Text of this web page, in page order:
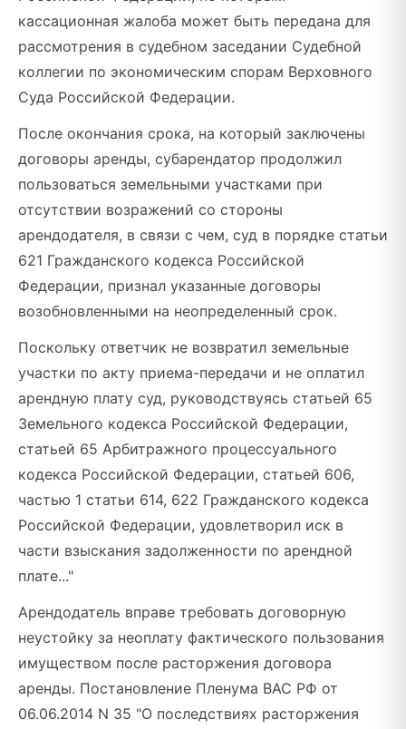
кассационная жалоба может быть передана для
рассмотрения в судебном заседании Судебной
коллегии по экономическим спорам Верховного
Суда Российской Федерации.
После окончания срока, на который заключены
договоры аренды, субарендатор продолжил
пользоваться земельными участками при
отсутствии возражений со стороны
арендодателя, в связи с чем, суд в порядке статьи
621 Гражданского кодекса Российской
Федерации, признал указанные договоры
возобновленными на неопределенный срок.
Поскольку ответчик не возвратил земельные
участки по акту приема-передачи и не оплатил
арендную плату суд, руководствуясь статьей 65
Земельного кодекса Российской Федерации,
статьей 65 Арбитражного процессуального
кодекса Российской Федерации, статьей 606,
частью 1 статьи 614, 622 Гражданского кодекса
Российской Федерации, удовлетворил иск в
части взыскания задолженности по арендной
плате..."
Арендодатель вправе требовать договорную
неустойку за неоплату фактического пользования
имуществом после расторжения договора
аренды. Постановление Пленума ВАС РФ от
06.06.2014 N 35 "О последствиях расторжения